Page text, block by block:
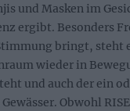
und Masken im
ergibt. Besonders
bringt, steht
wieder in
und auch der ein
Obwohl